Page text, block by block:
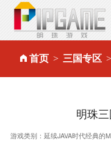
首页 三国专区
明珠
游戏类别：延续JAVA时代经典的